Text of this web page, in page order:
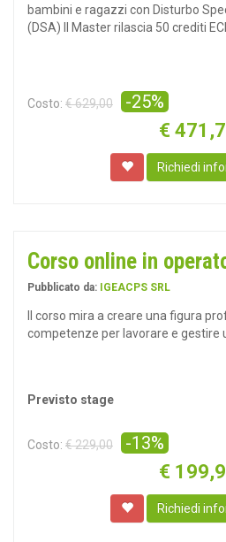
bambini e ragazzi con Disturbo
(DSA) Il Master rilascia 50 crediti
Costo: € 629,00 -25%
€
Richiedi
Corso online in
Pubblicato da: IGEACPS SRL
Il corso mira a creare una figura
competenze per lavorare e gestire
Previsto stage
Costo: € 229,00 -13%
€
Richiedi